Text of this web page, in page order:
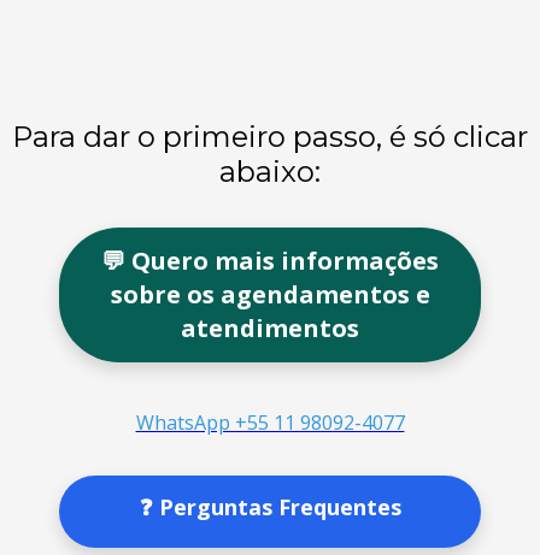
Para dar o primeiro passo, é só clicar
abaixo:
💬 Quero mais informações
sobre os agendamentos e
atendimentos
WhatsApp +55 11 98092-4077
❓ Perguntas Frequentes